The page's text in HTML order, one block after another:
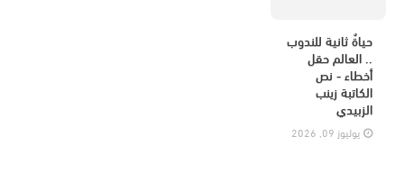
حياةٌ ثانية للندوب
.. العالم حقل
أخطاء - نص
الكاتبة زينب
الزبيدي
يوليوز 09, 2026